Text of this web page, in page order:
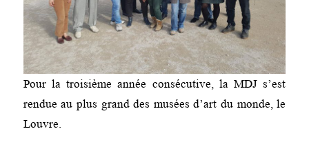
Pour la troisième année consécutive, la MDJ s’est
rendue au plus grand des musées d’art du monde, le
Louvre.